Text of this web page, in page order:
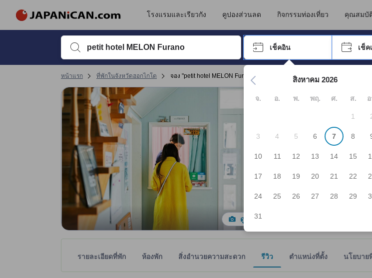
โรงแรมและเรียวกัง คูปองส่วนลด กิจกรรมท่องเที่ยว คุณสมบั
พิมพ์ชื่อที่พักหรือคำที่ต้องการค้นหา จากนั้นใช้ปุ่มลูกศรหรือปุ่ม Tab เพื่อเลื่อนหาคำที่ต้องการ แล้วกดปุ่ม Enter เพื่
เช็คอิน เช็ค
กด Enter เพื่อเลือกวันที่ ใช้ปุ่มลูกศรเพื่อเ
สิงหาคม 2026
จ. อ. พ. พฤ. ศ. ส.
1
3 4 5 6 7 8
10 11 12 13 14 15
17 18 19 20 21 22
24 25 26 27 28 29
31
หน้าแรก ที่พักในจังหวัดฮอกไกโด จอง "petit hotel MELON Furano"
ดูรูปทั้งหมด
รายละเอียดที่พัก ห้องพัก สิ่งอำนวยความสะดวก รีวิว ตำแหน่งที่ตั้ง นโยบาย
รีวิวทั้งหมดของ JAPANiCAN มาจากผู้เข้าพักจริง ซึ่งเขียนหลังจากการเดินทางไปเข้าพัก ดังนั้น คะแนนรีวิวและความคิดเห็น